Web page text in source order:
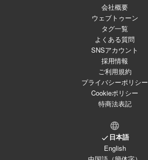
会社概要
ウェブトゥーン
タグ一覧
よくある質問
SNSアカウント
採用情報
ご利用規約
プライバシーポリシー
Cookieポリシー
特商法表記
日本語
English